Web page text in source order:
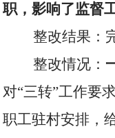
职，影响了监督
整改结果：
整改情况：
对“三转”工作要
职工驻村安排，